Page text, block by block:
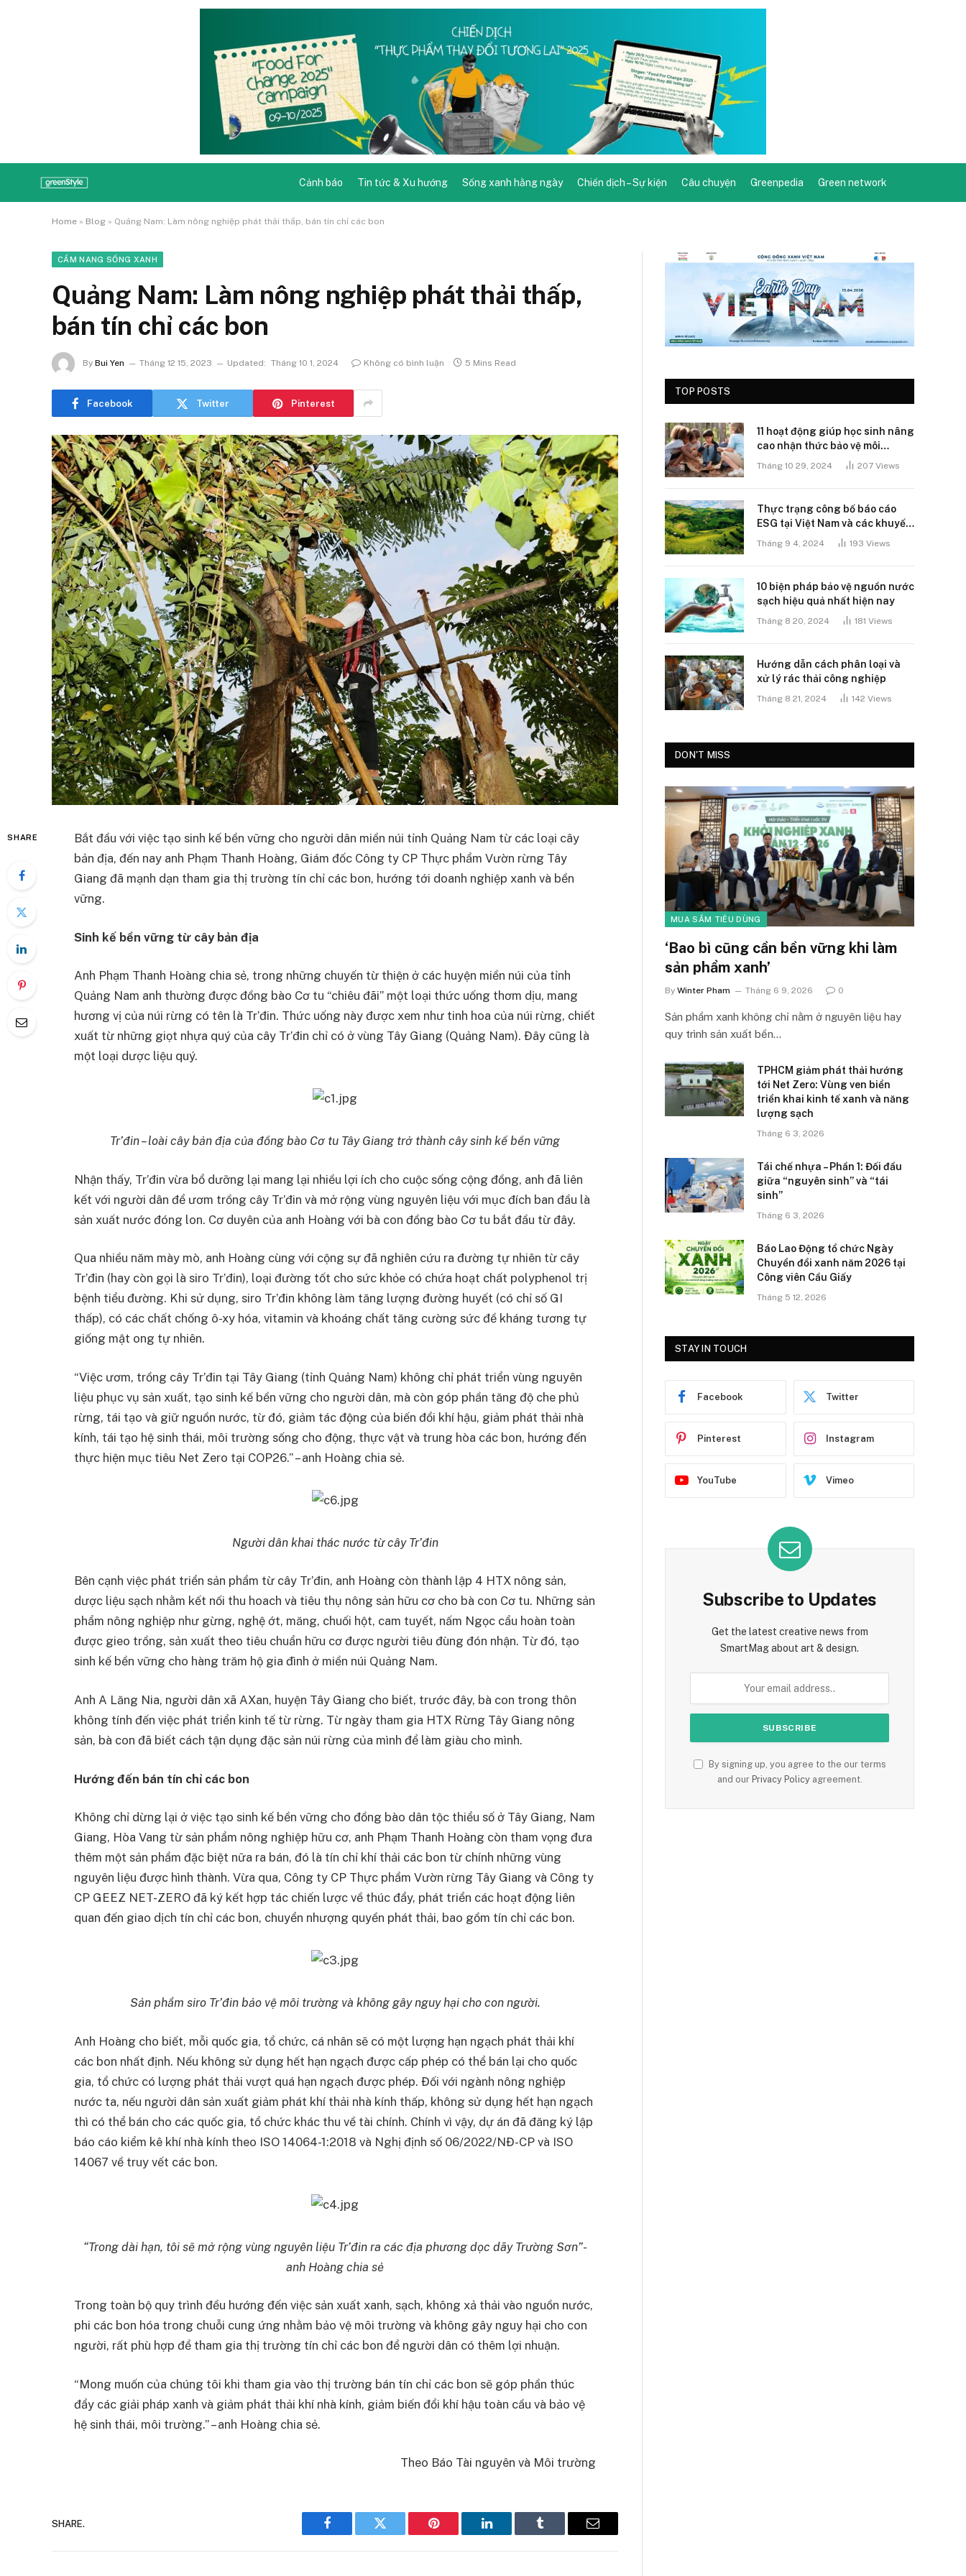
Cảnh báo Tin tức & Xu hướng Sống xanh hằng ngày Chiến dịch – Sự kiện Câu chuyện Greenpedia Green network
Home » Blog » Quảng Nam: Làm nông nghiệp phát thải thấp, bán tín chỉ các bon
CẨM NANG SỐNG XANH
Quảng Nam: Làm nông nghiệp phát thải thấp,
bán tín chỉ các bon
By Bui Yen Tháng 12 15, 2023 Updated: Tháng 10 1, 2024 Không có bình luận 5 Mins Read
Facebook Twitter Pinterest
SHARE
Bắt đầu với việc tạo sinh kế bền vững cho người dân miền núi tỉnh Quảng Nam từ các loại cây
bản địa, đến nay anh Phạm Thanh Hoàng, Giám đốc Công ty CP Thực phẩm Vườn rừng Tây
Giang đã mạnh dạn tham gia thị trường tín chỉ các bon, hướng tới doanh nghiệp xanh và bền
vững.
Sinh kế bền vững từ cây bản địa
Anh Phạm Thanh Hoàng chia sẻ, trong những chuyến từ thiện ở các huyện miền núi của tỉnh
Quảng Nam anh thường được đồng bào Cơ tu “chiêu đãi” một loại thức uống thơm dịu, mang
hương vị của núi rừng có tên là Tr’đin. Thức uống này được xem như tinh hoa của núi rừng, chiết
xuất từ những giọt nhựa quý của cây Tr’đin chỉ có ở vùng Tây Giang (Quảng Nam). Đây cũng là
một loại dược liệu quý.
Tr’đin – loài cây bản địa của đồng bào Cơ tu Tây Giang trở thành cây sinh kế bền vững
Nhận thấy, Tr’đin vừa bổ dưỡng lại mang lại nhiều lợi ích cho cuộc sống cộng đồng, anh đã liên
kết với người dân để ươm trồng cây Tr’đin và mở rộng vùng nguyên liệu với mục đích ban đầu là
sản xuất nước đóng lon. Cơ duyên của anh Hoàng với bà con đồng bào Cơ tu bắt đầu từ đây.
Qua nhiều năm mày mò, anh Hoàng cùng với cộng sự đã nghiên cứu ra đường tự nhiên từ cây
Tr’đin (hay còn gọi là siro Tr’đin), loại đường tốt cho sức khỏe có chứa hoạt chất polyphenol trị
bệnh tiểu đường. Khi sử dụng, siro Tr’đin không làm tăng lượng đường huyết (có chỉ số GI
thấp), có các chất chống ô-xy hóa, vitamin và khoáng chất tăng cường sức đề kháng tương tự
giống mật ong tự nhiên.
“Việc ươm, trồng cây Tr’đin tại Tây Giang (tỉnh Quảng Nam) không chỉ phát triển vùng nguyên
liệu phục vụ sản xuất, tạo sinh kế bền vững cho người dân, mà còn góp phần tăng độ che phủ
rừng, tái tạo và giữ nguồn nước, từ đó, giảm tác động của biến đổi khí hậu, giảm phát thải nhà
kính, tái tạo hệ sinh thái, môi trường sống cho động, thực vật và trung hòa các bon, hướng đến
thực hiện mục tiêu Net Zero tại COP26.” – anh Hoàng chia sẻ.
Người dân khai thác nước từ cây Tr’đin
Bên cạnh việc phát triển sản phẩm từ cây Tr’đin, anh Hoàng còn thành lập 4 HTX nông sản,
dược liệu sạch nhằm kết nối thu hoach và tiêu thụ nông sản hữu cơ cho bà con Cơ tu. Những sản
phẩm nông nghiệp như gừng, nghệ ớt, măng, chuối hột, cam tuyết, nấm Ngọc cẩu hoàn toàn
được gieo trồng, sản xuất theo tiêu chuẩn hữu cơ được người tiêu đùng đón nhận. Từ đó, tạo
sinh kế bền vững cho hàng trăm hộ gia đình ở miền núi Quảng Nam.
Anh A Lăng Nia, người dân xã AXan, huyện Tây Giang cho biết, trước đây, bà con trong thôn
không tính đến việc phát triển kinh tế từ rừng. Từ ngày tham gia HTX Rừng Tây Giang nông
sản, bà con đã biết cách tận dụng đặc sản núi rừng của mình để làm giàu cho mình.
Hướng đến bán tín chỉ các bon
Không chỉ dừng lại ở việc tạo sinh kế bền vững cho đồng bào dân tộc thiểu số ở Tây Giang, Nam
Giang, Hòa Vang từ sản phẩm nông nghiệp hữu cơ, anh Phạm Thanh Hoàng còn tham vọng đưa
thêm một sản phẩm đặc biệt nữa ra bán, đó là tín chỉ khí thải các bon từ chính những vùng
nguyên liệu được hình thành. Vừa qua, Công ty CP Thực phẩm Vườn rừng Tây Giang và Công ty
CP GEEZ NET-ZERO đã ký kết hợp tác chiến lược về thúc đẩy, phát triển các hoạt động liên
quan đến giao dịch tín chỉ các bon, chuyển nhượng quyền phát thải, bao gồm tín chỉ các bon.
Sản phẩm siro Tr’đin bảo vệ môi trường và không gây nguy hại cho con người.
Anh Hoàng cho biết, mỗi quốc gia, tổ chức, cá nhân sẽ có một lượng hạn ngạch phát thải khí
các bon nhất định. Nếu không sử dụng hết hạn ngạch được cấp phép có thể bán lại cho quốc
gia, tổ chức có lượng phát thải vượt quá hạn ngạch được phép. Đối với ngành nông nghiệp
nước ta, nếu người dân sản xuất giảm phát khí thải nhà kính thấp, không sử dụng hết hạn ngạch
thì có thể bán cho các quốc gia, tổ chức khác thu về tài chính. Chính vì vậy, dự án đã đăng ký lập
báo cáo kiểm kê khí nhà kính theo ISO 14064-1:2018 và Nghị định số 06/2022/NĐ-CP và ISO
14067 về truy vết các bon.
“Trong dài hạn, tôi sẽ mở rộng vùng nguyên liệu Tr’đin ra các địa phương dọc dãy Trường Sơn”-
anh Hoàng chia sẻ
Trong toàn bộ quy trình đều hướng đến việc sản xuất xanh, sạch, không xả thải vào nguồn nước,
phi các bon hóa trong chuỗi cung ứng nhằm bảo vệ môi trường và không gây nguy hại cho con
người, rất phù hợp để tham gia thị trường tín chỉ các bon để người dân có thêm lợi nhuận.
“Mong muốn của chúng tôi khi tham gia vào thị trường bán tín chỉ các bon sẽ góp phần thúc
đẩy các giải pháp xanh và giảm phát thải khí nhà kính, giảm biến đổi khí hậu toàn cầu và bảo vệ
hệ sinh thái, môi trường.” – anh Hoàng chia sẻ.
Theo Báo Tài nguyên và Môi trường
SHARE.
Facebook Twitter Pinterest LinkedIn Tumblr Email
TOP POSTS
11 hoạt động giúp học sinh nâng
cao nhận thức bảo vệ môi
trường
Tháng 10 29, 2024 207 Views
Thực trạng công bố báo cáo
ESG tại Việt Nam và các khuyến
nghị
Tháng 9 4, 2024 193 Views
10 biện pháp bảo vệ nguồn nước
sạch hiệu quả nhất hiện nay
Tháng 8 20, 2024 181 Views
Hướng dẫn cách phân loại và
xử lý rác thải công nghiệp
Tháng 8 21, 2024 142 Views
DON'T MISS
MUA SẮM TIÊU DÙNG
‘Bao bì cũng cần bền vững khi làm
sản phẩm xanh’
By Winter Pham Tháng 6 9, 2026 0
Sản phẩm xanh không chỉ nằm ở nguyên liệu hay
quy trình sản xuất bền…
TPHCM giảm phát thải hướng
tới Net Zero: Vùng ven biển
triển khai kinh tế xanh và năng
lượng sạch
Tháng 6 3, 2026
Tái chế nhựa – Phần 1: Đối đầu
giữa “nguyên sinh” và “tái
sinh”
Tháng 6 3, 2026
Báo Lao Động tổ chức Ngày
Chuyển đổi xanh năm 2026 tại
Công viên Cầu Giấy
Tháng 5 12, 2026
STAY IN TOUCH
Facebook Twitter
Pinterest Instagram
YouTube Vimeo
Subscribe to Updates
Get the latest creative news from
SmartMag about art & design.
By signing up, you agree to the our terms
and our Privacy Policyagreement.